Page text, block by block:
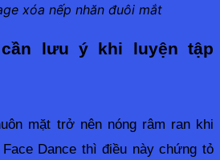
xóa nếp nhăn đuôi mắt
lưu ý khi luyện tập
mặt trở nên nóng râm ran khi
Dance thì điều này chứng tỏ